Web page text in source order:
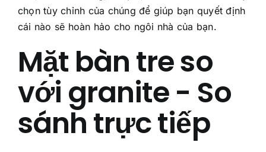
chọn tùy chỉnh của chúng để giúp bạn quyết định
cái nào sẽ hoàn hảo cho ngôi nhà của bạn.
Mặt bàn tre so
với granite - So
sánh trực tiếp